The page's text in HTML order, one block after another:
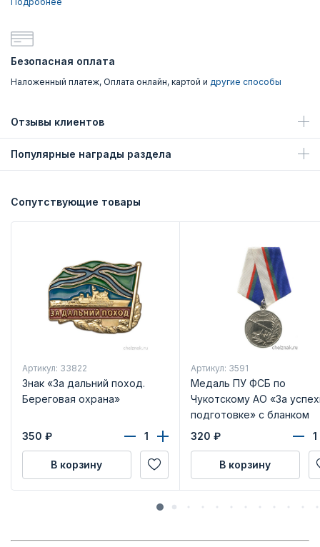
Безопасная оплата
Наложенный платеж, Оплата онлайн, картой и другие способы
Отзывы клиентов
Популярные награды раздела
Сопутствующие товары
Артикул: 33822
Знак «За дальний поход.
Береговая охрана»
350 ₽
В корзину
Артикул: 3591
Медаль ПУ ФСБ по
Чукотскому АО «За
подготовке» с бланком
удостоверения
320 ₽
В корзину